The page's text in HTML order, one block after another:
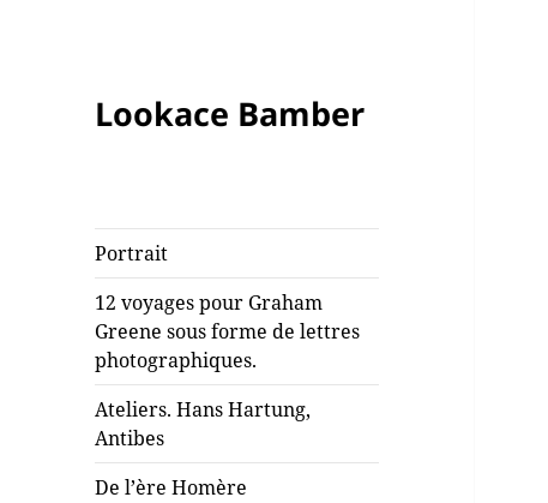
Lookace Bamber
Portrait
12 voyages pour Graham
Greene sous forme de lettres
photographiques.
Ateliers. Hans Hartung,
Antibes
De l’ère Homère